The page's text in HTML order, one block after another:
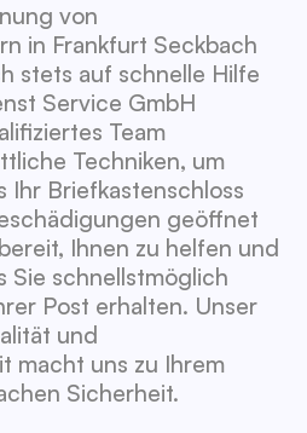
von
in Frankfurt Seckbach
stets auf schnelle Hilfe
Service GmbH
Team
Techniken, um
Ihr Briefkastenschloss
geöffnet
Ihnen zu helfen und
Sie schnellstmöglich
Post erhalten. Unser
und
macht uns zu Ihrem
Sicherheit.